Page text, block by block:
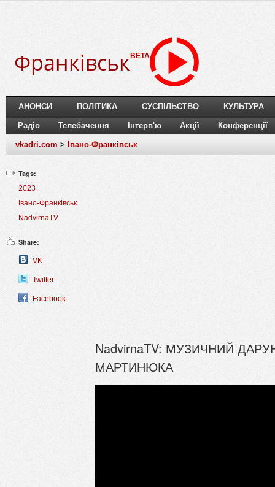
Франківськ BETA
АНОНСИ ПОЛІТИКА СУСПІЛЬСТВО КУЛЬТУРА
Радіо Телебачення Інтерв'ю Акції Конференції
vkadri.com > Івано-Франківськ
Tags:
2023
Івано-Франківськ
NadvirnaTV
Share:
VK
Twitter
Facebook
NadvirnaTV: МУЗИЧНИЙ
МАРТИНЮКА